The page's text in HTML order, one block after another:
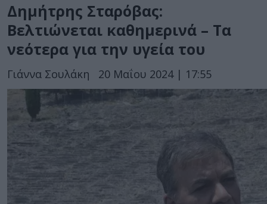
Δημήτρης Σταρόβας:
Βελτιώνεται καθημερινά – Τα
νεότερα για την υγεία του
Γιάννα Σουλάκη 20 Μαΐου 2024 | 17:55